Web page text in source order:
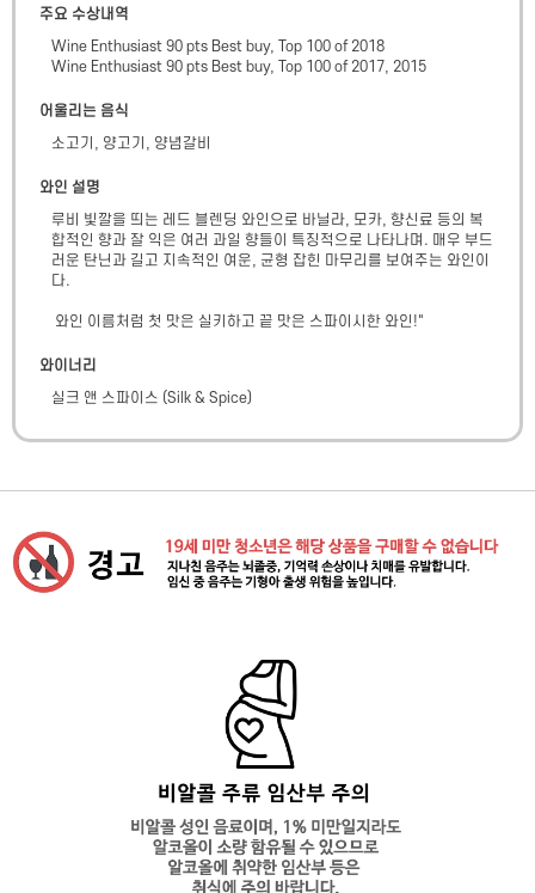
주요 수상내역
Wine Enthusiast 90 pts Best buy, Top 100 of 2018
Wine Enthusiast 90 pts Best buy, Top 100 of 2017, 2015
어울리는 음식
소고기, 양고기, 양념갈비
와인 설명
루비 빛깔을 띄는 레드 블렌딩 와인으로 바닐라, 모카, 향신료 등의 복
합적인 향과 잘 익은 여러 과일 향들이 특징적으로 나타나며. 매우 부드
러운 탄닌과 길고 지속적인 여운, 균형 잡힌 마무리를 보여주는 와인이
다.
와인 이름처럼 첫 맛은 실키하고 끝 맛은 스파이시한 와인!"
와이너리
실크 앤 스파이스 (Silk & Spice)